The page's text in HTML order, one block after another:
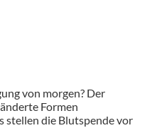
von morgen? Der
Formen
stellen die Blutspende vor